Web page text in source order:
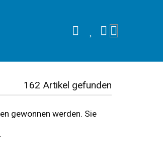
162 Artikel gefunden
gewonnen werden. Sie